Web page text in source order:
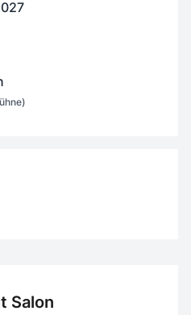
Salon